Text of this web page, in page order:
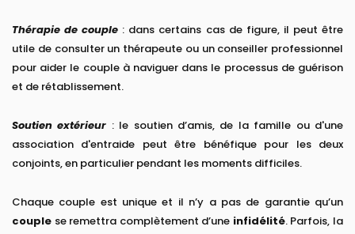
Thérapie de couple : dans certains cas de figure, il peut être
utile de consulter un thérapeute ou un conseiller professionnel
pour aider le couple à naviguer dans le processus de guérison
et de rétablissement.
Soutien extérieur : le soutien d’amis, de la famille ou d'une
association d'entraide peut être bénéfique pour les deux
conjoints, en particulier pendant les moments difficiles.
Chaque couple est unique et il n’y a pas de garantie qu’un
couple se remettra complètement d’une infidélité. Parfois, la